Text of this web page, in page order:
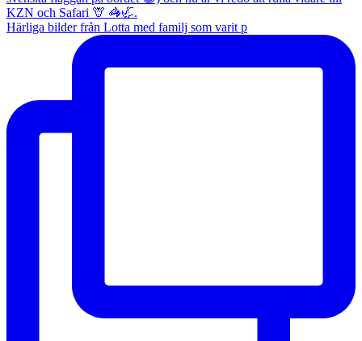
Härliga bilder från Lotta med familj som varit p